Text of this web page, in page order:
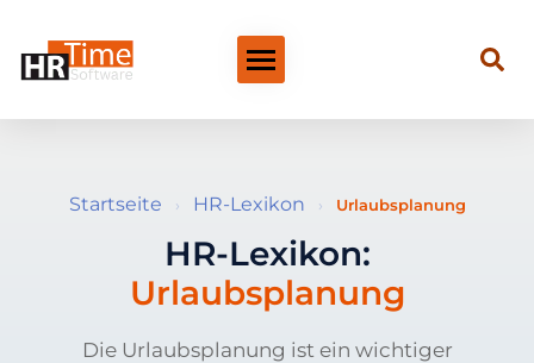
Startseite › HR-Lexikon › Urlaubsplanung
HR-Lexikon:
Urlaubsplanung
Die Urlaubsplanung ist ein wichtiger